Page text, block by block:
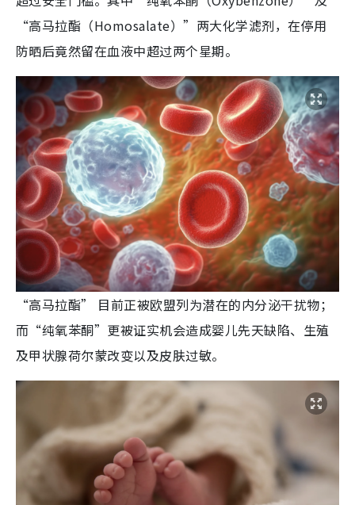
“高马拉酯（Homosalate）”两大化学滤剂，在停用
防晒后竟然留在血液中超过两个星期。
“高马拉酯” 目前正被欧盟列为潜在的内分泌干扰物；
而“纯氧苯酮”更被证实机会造成婴儿先天缺陷、生殖
及甲状腺荷尔蒙改变以及皮肤过敏。